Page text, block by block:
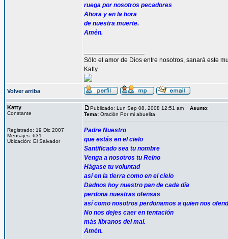
ruega por nosotros pecadores
Ahora y en la hora
de nuestra muerte.
Amén.
Sólo el amor de Dios entre nosotros, sanará este
Katty
Volver arriba
Katty
Constante
Registrado: 19 Dic 2007
Mensajes: 631
Ubicación: El Salvador
Publicado: Lun Sep 08, 2008 12:51 am Asunto:
Tema: Oración Por mi abuelita
Padre Nuestro
que estás en el cielo
Santificado sea tu nombre
Venga a nosotros tu Reino
Hágase tu voluntad
así en la tierra como en el cielo
Dadnos hoy nuestro pan de cada día
perdona nuestras ofensas
así como nosotros perdonamos a quien nos
No nos dejes caer en tentación
más líbranos del mal.
Amén.